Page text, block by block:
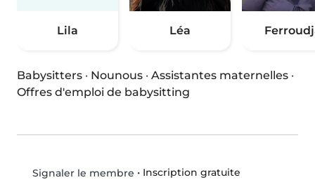
Lila Léa
Babysitters · Nounous · Assistantes maternelles ·
Offres d'emploi de babysitting
Signaler le membre • Inscription gratuite